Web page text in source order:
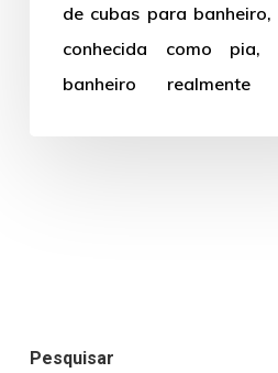
de cubas para banheiro,
conhecida como pia,
banheiro
Pesquisar